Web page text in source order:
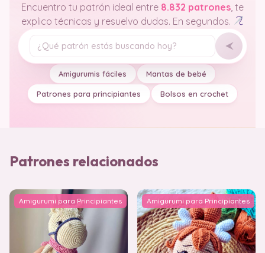
Encuentro tu patrón ideal entre 8.832 patrones , te
explico técnicas y resuelvo dudas. En segundos.
Tu pregunta
Amigurumis fáciles Mantas de bebé
Patrones para principiantes Bolsos en crochet
Patrones relacionados
Amigurumi para Principiantes Amigurumi para Principiantes